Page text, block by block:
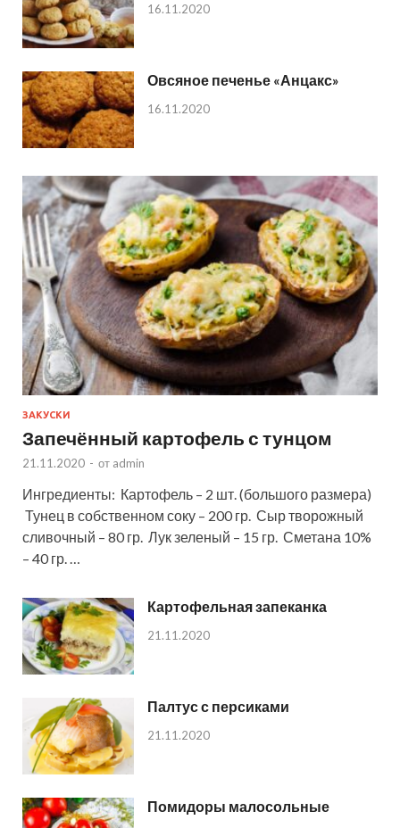
16.11.2020
Овсяное печенье «Анцакс»
16.11.2020
ЗАКУСКИ
Запечённый картофель с тунцом
21.11.2020 - от admin
Ингредиенты: Картофель – 2 шт. (большого размера)
Тунец в собственном соку – 200 гр. Сыр творожный
сливочный – 80 гр. Лук зеленый – 15 гр. Сметана 10%
– 40 гр. …
Картофельная запеканка
21.11.2020
Палтус с персиками
21.11.2020
Помидоры малосольные